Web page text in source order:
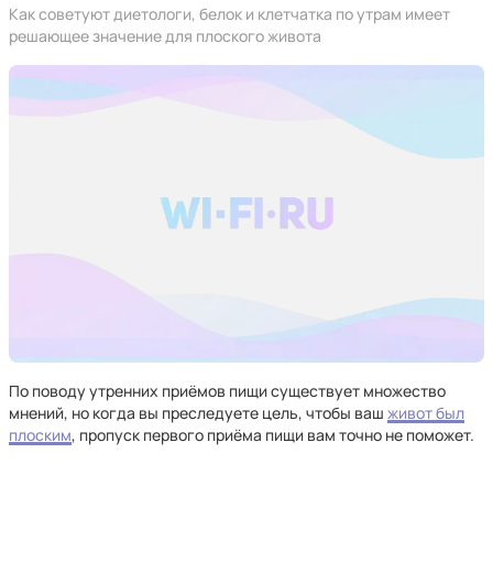
Как советуют диетологи, белок и клетчатка по утрам имеет
решающее значение для плоского живота
По поводу утренних приёмов пищи существует множество
мнений, но когда вы преследуете цель, чтобы ваш живот был
плоским, пропуск первого приёма пищи вам точно не поможет.